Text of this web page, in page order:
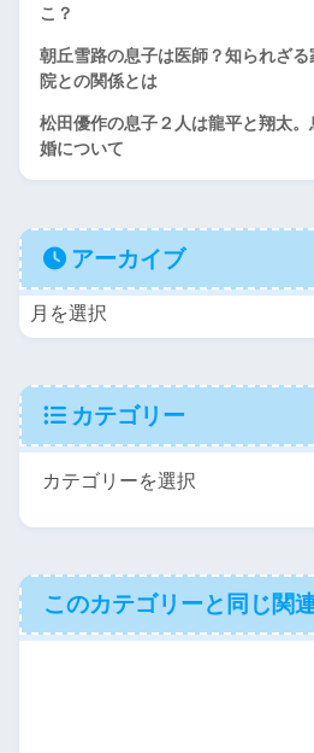
こ？
朝丘雪路の息子は医師？知られざ
院との関係とは
松田優作の息子２人は龍平と翔太
婚について
アーカイブ
カテゴリー
このカテゴリーと同じ関